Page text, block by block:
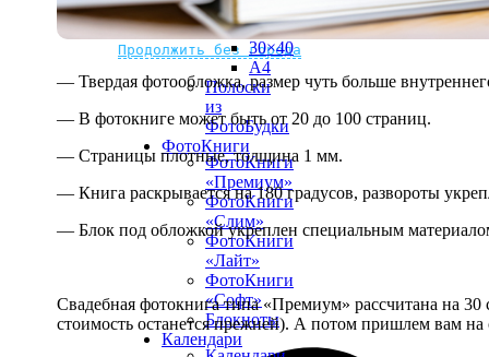
Не нашли Ваш город?
Мы доставляем по всему миру
Продолжить без города
30×30
30×40
A4
Полоски
из
ФотоБудки
ФотоКниги
ФотоКниги
«Премиум»
ФотоКниги
«Слим»
ФотоКниги
«Лайт»
ФотоКниги
«Софт»
Блокноты
Календари
— Твердая фотообложка, размер чуть больше
— В фотокниге может быть от 20 до 100 страниц.
— Страницы плотные, толщина 1 мм.
— Книга раскрывается на 180 градусов, развороты
— Блок под обложкой укреплен специальным
Свадебная фотокнига типа «Премиум» рассчитана на
стоимость останется прежней). А потом пришлем вам на